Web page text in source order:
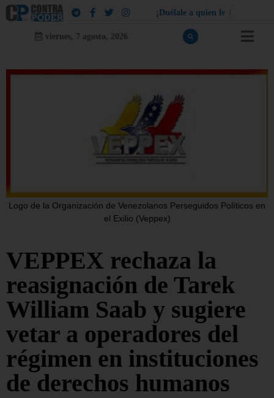
¡ Dué a e a quien e d
viernes, 7 agosto, 2026
Logo de la Organización de Venezolanos Perseguidos Políticos en
el Exilio (Veppex)
VEPPEX rechaza la
reasignación de Tarek
William Saab y sugiere
vetar a operadores del
régimen en instituciones
de derechos humanos